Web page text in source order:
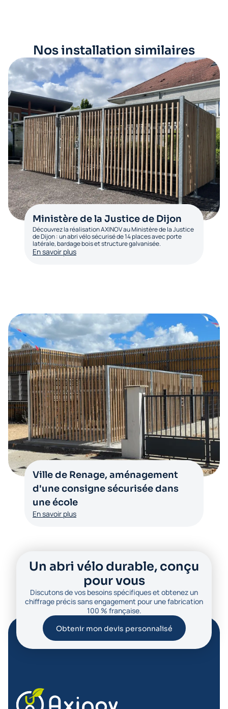
Nos installation similaires
Ministère de la Justice de Dijon
Découvrez la réalisation AXINOV au Ministère de la Justice
de Dijon : un abri vélo sécurisé de 14 places avec porte
latérale, bardage bois et structure galvanisée.
En savoir plus
Ville de Renage, aménagement
d'une consigne sécurisée dans
une école
En savoir plus
Un abri vélo durable, conçu
pour vous
Discutons de vos besoins spécifiques et obtenez un
chiffrage précis sans engagement pour une fabrication
100 % française.
Obtenir mon devis personnalisé